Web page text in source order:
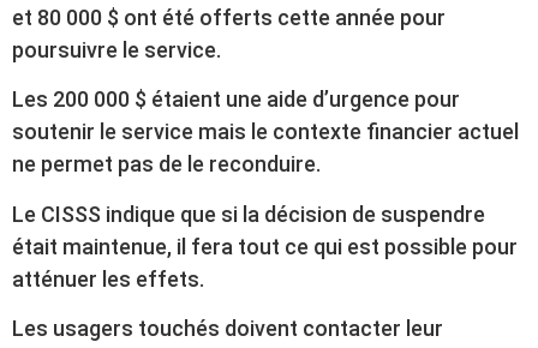
et 80 000 $ ont été offerts cette année pour
poursuivre le service.
Les 200 000 $ étaient une aide d’urgence pour
soutenir le service mais le contexte financier actuel
ne permet pas de le reconduire.
Le CISSS indique que si la décision de suspendre
était maintenue, il fera tout ce qui est possible pour
atténuer les effets.
Les usagers touchés doivent contacter leur